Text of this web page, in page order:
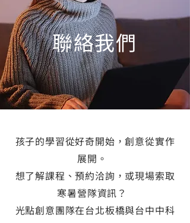
聯絡我們
孩子的學習從好奇開始，創意從實作
展開。
想了解課程、預約洽詢，或現場索取
寒暑營隊資訊？
光點創意團隊在台北板橋與台中中科